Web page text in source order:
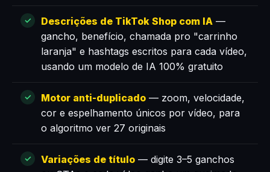
Descrições de TikTok Shop com IA —
gancho, benefício, chamada pro "carrinho
laranja" e hashtags escritos para cada vídeo,
usando um modelo de IA 100% gratuito
Motor anti-duplicado — zoom, velocidade,
cor e espelhamento únicos por vídeo, para
o algoritmo ver 27 originais
Variações de título — digite 3–5 ganchos